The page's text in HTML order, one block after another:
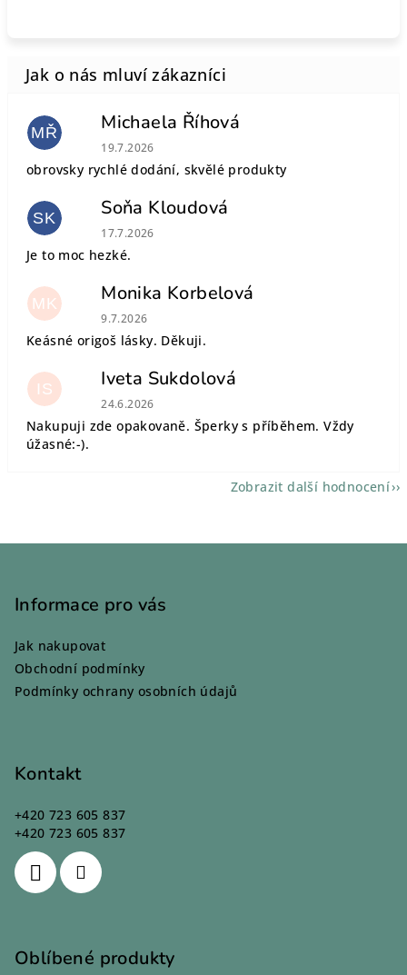
MŘ Michaela Říhová
Hodnocení obchodu je 5 z 5 hvězdiček.
19.7.2026
obrovsky rychlé dodání, skvělé produkty
SK Soňa Kloudová
Hodnocení obchodu je 5 z 5 hvězdiček.
17.7.2026
Je to moc hezké.
MK Monika Korbelová
Hodnocení obchodu je 5 z 5 hvězdiček.
9.7.2026
Keásné origoš lásky. Děkuji.
IS Iveta Sukdolová
Hodnocení obchodu je 5 z 5 hvězdiček.
24.6.2026
Nakupuji zde opakovaně. Šperky s příběhem. Vždy
úžasné:-).
Zobrazit další hodnocení
Informace pro vás
Jak nakupovat
Obchodní podmínky
Podmínky ochrany osobních údajů
Kontakt
+420 723 605 837
+420 723 605 837
Oblíbené produkty